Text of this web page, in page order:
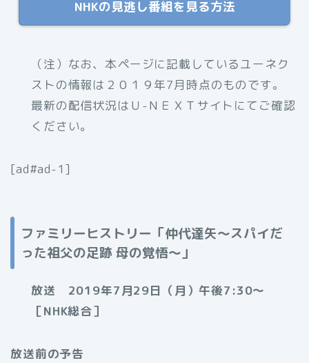
NHKの見逃し番組を見る方法
（注） なお、本ページに記載しているユーネク
ストの情報は２０１９年7月時点のものです。
最新の配信状況はＵ-ＮＥＸＴサイトにてご確認
ください。
[ad#ad-1]
ファミリーヒストリー「仲代達矢～スパイだ
った祖父の足跡 母の覚悟～」
放送 2019年7月29日（月）午後7:30～
［NHK総合］
放送前の予告